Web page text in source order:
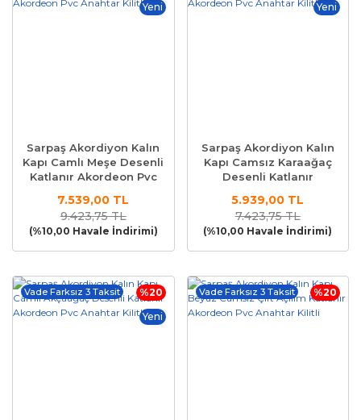
Yeni
Sarpaş Akordiyon Kalın
Kapı Camlı Meşe Desenli
Katlanır Akordeon Pvc
7.539,00 TL
9.423,75 TL
(%10,00 Havale İndirimi)
Yeni
Sarpaş Akordiyon Kalın
Kapı Camsız Karaağaç
Desenli Katlanır
Kilitli
5.939,00 TL
7.423,75 TL
(%10,00 Havale İndirimi)
%20
Yeni
Vade Farksız 3 Taksit %20
Vade Farksız 3 Taksit